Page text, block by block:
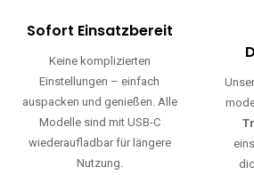
Sofort Einsatzbereit
Keine komplizierten
Einstellungen – einfach
auspacken und genießen. Alle
Modelle sind mit USB-C
wiederaufladbar für längere
Nutzung.